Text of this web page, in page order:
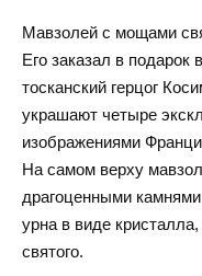
Мавзолей с мощами
Его заказал в
тосканский герцог
украшают четыре
изображениями
На самом верху
драгоценными
урна в виде
святого.